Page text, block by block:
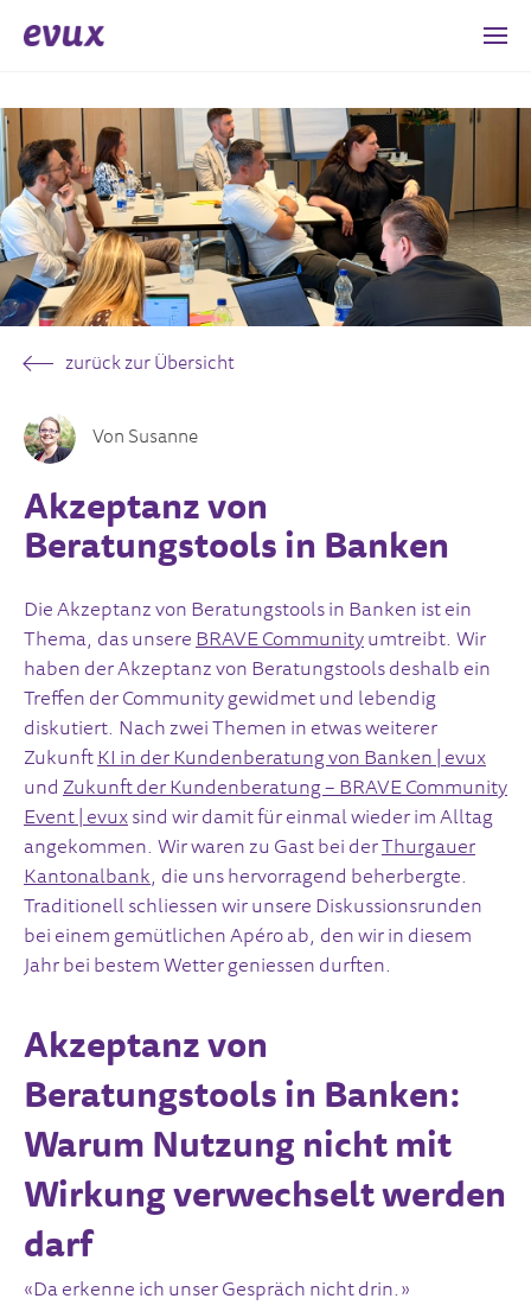
zurück zur Übersicht
Von Susanne
Akzeptanz von
Beratungstools in Banken
Die Akzeptanz von Beratungstools in Banken ist ein
Thema, das unsere BRAVE Community umtreibt. Wir
haben der Akzeptanz von Beratungstools deshalb ein
Treffen der Community gewidmet und lebendig
diskutiert. Nach zwei Themen in etwas weiterer
Zukunft KI in der Kundenberatung von Banken | evux
und Zukunft der Kundenberatung – BRAVE Community
Event | evux sind wir damit für einmal wieder im Alltag
angekommen. Wir waren zu Gast bei der Thurgauer
Kantonalbank, die uns hervorragend beherbergte.
Traditionell schliessen wir unsere Diskussionsrunden
bei einem gemütlichen Apéro ab, den wir in diesem
Jahr bei bestem Wetter geniessen durften.
Akzeptanz von
Beratungstools in Banken:
Warum Nutzung nicht mit
Wirkung verwechselt werden
darf
«Da erkenne ich unser Gespräch nicht drin.»